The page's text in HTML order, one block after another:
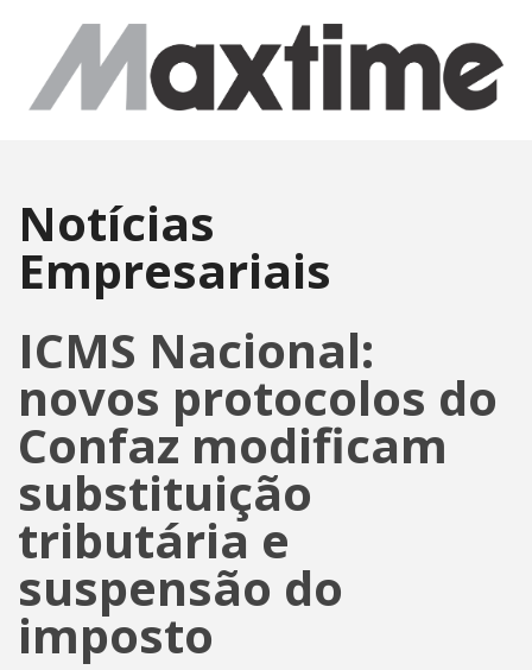
Notícias
Empresariais
ICMS Nacional:
novos protocolos do
Confaz modificam
substituição
tributária e
suspensão do
imposto